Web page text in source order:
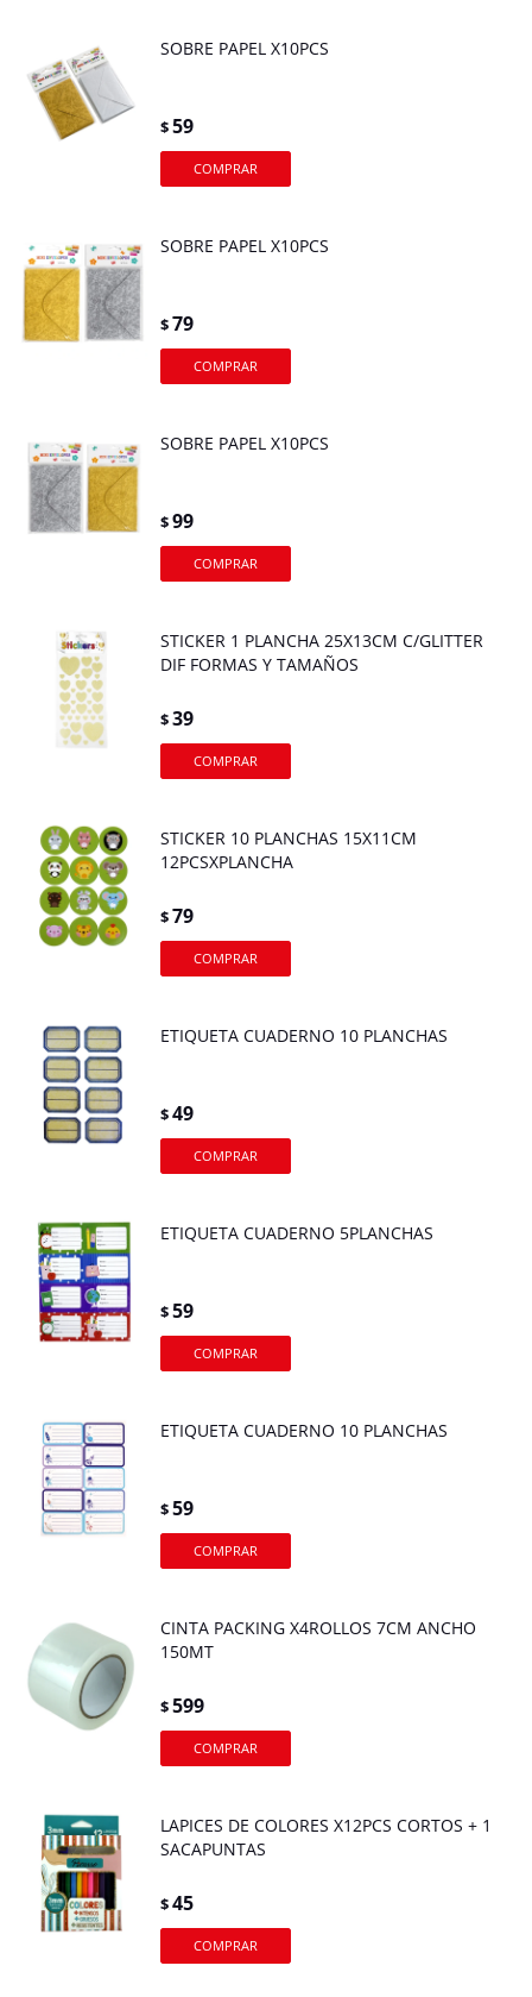
SOBRE PAPEL X10PCS
$59
SOBRE PAPEL X10PCS
$79
SOBRE PAPEL X10PCS
$99
STICKER 1 PLANCHA 25X13CM C/GLITTER
DIF FORMAS Y TAMAÑOS
$39
STICKER 10 PLANCHAS 15X11CM
12PCSXPLANCHA
$79
ETIQUETA CUADERNO 10 PLANCHAS
$49
ETIQUETA CUADERNO 5PLANCHAS
$59
ETIQUETA CUADERNO 10 PLANCHAS
$59
CINTA PACKING X4ROLLOS 7CM ANCHO
150MT
$599
LAPICES DE COLORES X12PCS CORTOS + 1
SACAPUNTAS
$45